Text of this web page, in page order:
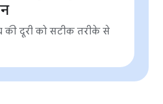
की दूरी को सटीक तरीके से